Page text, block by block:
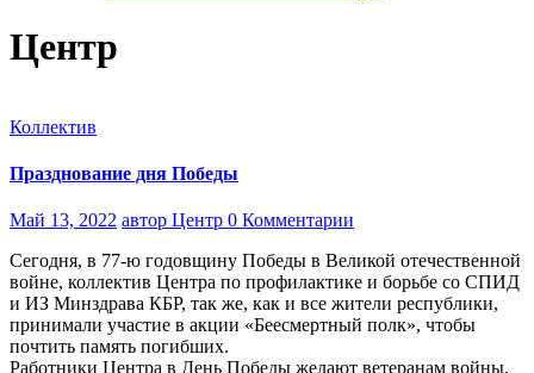
Центр
Коллектив
Празднование дня Победы
Май 13, 2022 автор Центр 0 Комментарии
Сегодня, в 77-ю годовщину Победы в Великой отечественной
войне, коллектив Центра по профилактике и борьбе со СПИД
и ИЗ Минздрава КБР, так же, как и все жители республики,
принимали участие в акции «Беесмертный полк», чтобы
почтить память погибших.
Работники Центра в День Победы желают ветеранам войны,